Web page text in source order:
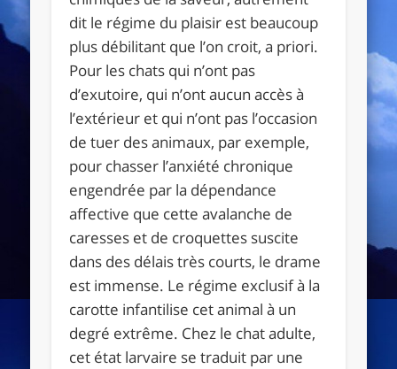
dit le régime du plaisir est beaucoup
plus débilitant que l’on croit, a priori.
Pour les chats qui n’ont pas
d’exutoire, qui n’ont aucun accès à
l’extérieur et qui n’ont pas l’occasion
de tuer des animaux, par exemple,
pour chasser l’anxiété chronique
engendrée par la dépendance
affective que cette avalanche de
caresses et de croquettes suscite
dans des délais très courts, le drame
est immense. Le régime exclusif à la
carotte infantilise cet animal à un
degré extrême. Chez le chat adulte,
cet état larvaire se traduit par une